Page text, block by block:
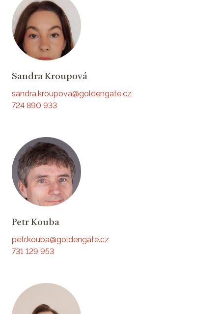
Sandra Kroupová
sandra.kroupova@goldengate.cz
724 890 933
Petr Kouba
petr.kouba@goldengate.cz
731 129 953